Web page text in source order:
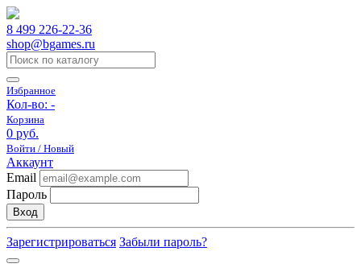
8 499 226-22-36
shop@bgames.ru
Избранное
Кол-во: -
Корзина
0 руб.
Войти / Новый
Аккаунт
Email
Пароль
Вход
Зарегистрироваться Забыли пароль?